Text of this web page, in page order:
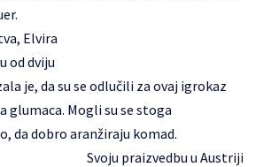
Elvira
od dviju
je, da su se odlučili za ovaj igrokaz
glumaca. Mogli su se stoga
da dobro aranžiraju komad.
Svoju praizvedbu u Austriji